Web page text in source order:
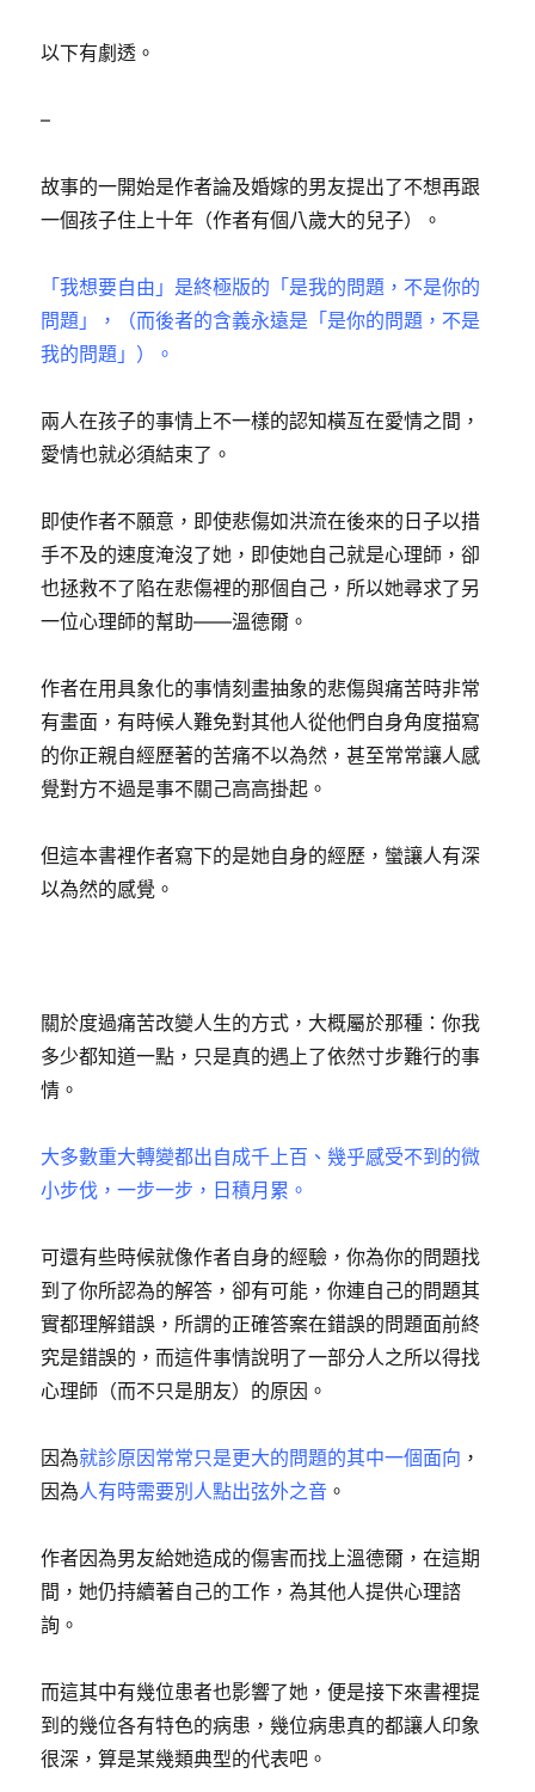
以下有劇透。
–
故事的一開始是作者論及婚嫁的男友提出了不想再跟
一個孩子住上十年（作者有個八歲大的兒子）。
「我想要自由」是終極版的「是我的問題，不是你的
問題」，（而後者的含義永遠是「是你的問題，不是
我的問題」）。
兩人在孩子的事情上不一樣的認知橫亙在愛情之間，
愛情也就必須結束了。
即使作者不願意，即使悲傷如洪流在後來的日子以措
手不及的速度淹沒了她，即使她自己就是心理師，卻
也拯救不了陷在悲傷裡的那個自己，所以她尋求了另
一位心理師的幫助——溫德爾。
作者在用具象化的事情刻畫抽象的悲傷與痛苦時非常
有畫面，有時候人難免對其他人從他們自身角度描寫
的你正親自經歷著的苦痛不以為然，甚至常常讓人感
覺對方不過是事不關己高高掛起。
但這本書裡作者寫下的是她自身的經歷，蠻讓人有深
以為然的感覺。
關於度過痛苦改變人生的方式，大概屬於那種：你我
多少都知道一點，只是真的遇上了依然寸步難行的事
情。
大多數重大轉變都出自成千上百、幾乎感受不到的微
小步伐，一步一步，日積月累。
可還有些時候就像作者自身的經驗，你為你的問題找
到了你所認為的解答，卻有可能，你連自己的問題其
實都理解錯誤，所謂的正確答案在錯誤的問題面前終
究是錯誤的，而這件事情說明了一部分人之所以得找
心理師（而不只是朋友）的原因。
因為就診原因常常只是更大的問題的其中一個面向 ，
因為人有時需要別人點出弦外之音 。
作者因為男友給她造成的傷害而找上溫德爾，在這期
間，她仍持續著自己的工作，為其他人提供心理諮
詢。
而這其中有幾位患者也影響了她，便是接下來書裡提
到的幾位各有特色的病患，幾位病患真的都讓人印象
很深，算是某幾類典型的代表吧。